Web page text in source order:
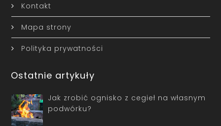
Kontakt
Mapa strony
Polityka prywatności
Ostatnie artykuły
Jak zrobić ognisko z cegieł na własnym
podwórku?